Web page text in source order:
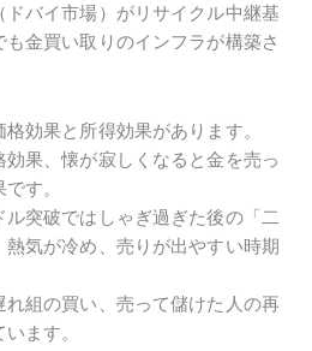
バイ市場）がリサイクル中継基
金買い取りのインフラが構築さ
効果と所得効果があります。
果、懐が寂しくなると金を売っ
す。
突破ではしゃぎ過ぎた後の「二
気が冷め、売りが出やすい時期
組の買い、売って儲けた人の再
ます。